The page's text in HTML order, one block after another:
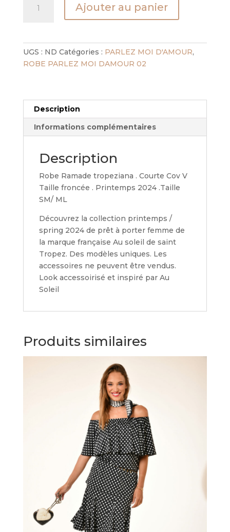
Ajouter au panier
UGS : ND Catégories : PARLEZ MOI D'AMOUR,
ROBE PARLEZ MOI DAMOUR 02
Description
Informations complémentaires
Description
Robe Ramade tropeziana . Courte Cov V
Taille froncée . Printemps 2024 .Taille
SM/ ML
Découvrez la collection printemps /
spring 2024 de prêt à porter femme de
la marque française Au soleil de saint
Tropez. Des modèles uniques. Les
accessoires ne peuvent être vendus.
Look accessoirisé et inspiré par Au
Soleil
Produits similaires